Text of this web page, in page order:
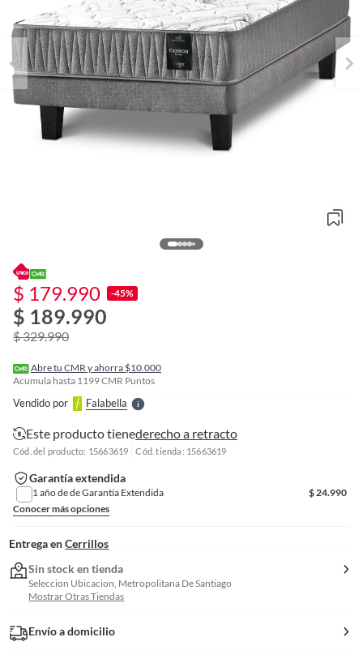
$ 179.990 -45%
$ 189.990
$ 329.990
Abre tu CMR y ahorra $10.000
Acumula hasta 1199CMR Puntos
Vendido por FalabellaS
l
l
f
o
Este producto tienederecho a retracto
Cód. del producto: 15663619 Cód. tienda: 15663619
Garantía extendida
1 año de de Garantía Extendida $24.990
Conocer más opciones
Entrega en Cerrillos
Sin stock en tienda
Seleccion Ubicacion, Metropolitana De Santiago
Mostrar Otras Tiendas
Envío a domicilio